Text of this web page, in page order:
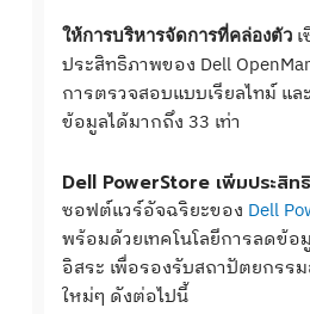
ให้การบริหารจัดการที่คล่องตัวเ
ประสิทธิภาพของ Dell
การตรวจสอบแบบเรียลไทม์ แล
ข้อมูลได้มากถึง 33 เท่า
Dell PowerStore เพิ่มประสิ
ซอฟต์แวร์อัจฉริยะของ Dell
พร้อมด้วยเทคโนโลยีการลดข้อ
อิสระ เพื่อรองรับสถาปัตยกรร
ใหม่ๆ ดังต่อไปนี้